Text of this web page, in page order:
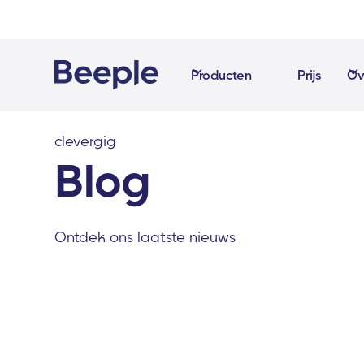
Producten Prijs
clevergig
Blog
Ontdek ons laatste nieuws